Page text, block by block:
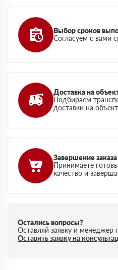
Выбор сроков
Согласуем с вами
Доставка на
Подбираем
доставки на объект
Завершение заказа
Принимаете
качество и
Остались вопросы?
Оставляй заявку и менеджер
Оставить заявку на